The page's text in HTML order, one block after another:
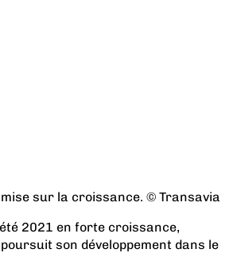
sur la croissance. © Transavia
2021 en forte croissance,
son développement dans le